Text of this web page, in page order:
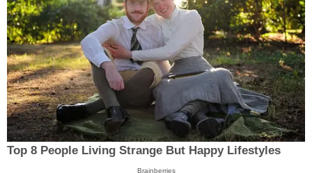
Top 8 People Living Strange But Happy Lifestyles
Brainberries